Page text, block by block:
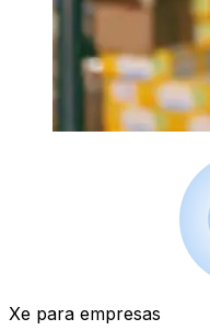
Xe para empresas